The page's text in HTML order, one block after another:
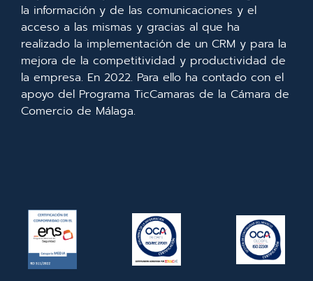
la información y de las comunicaciones y el
acceso a las mismas y gracias al que ha
realizado la implementación de un CRM y para la
mejora de la competitividad y productividad de
la empresa. En 2022. Para ello ha contado con el
apoyo del Programa TicCamaras de la Cámara de
Comercio de Málaga.